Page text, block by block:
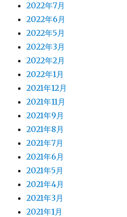
2022年7月
2022年6月
2022年5月
2022年3月
2022年2月
2022年1月
2021年12月
2021年11月
2021年9月
2021年8月
2021年7月
2021年6月
2021年5月
2021年4月
2021年3月
2021年1月